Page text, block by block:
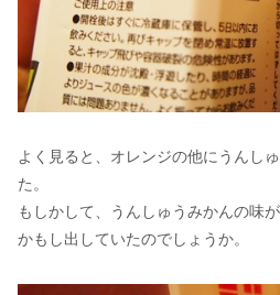
よく見ると、オレンジの他にうんし
た。
もしかして、うんしゅうみかんの味
かもし出していたのでしょうか。